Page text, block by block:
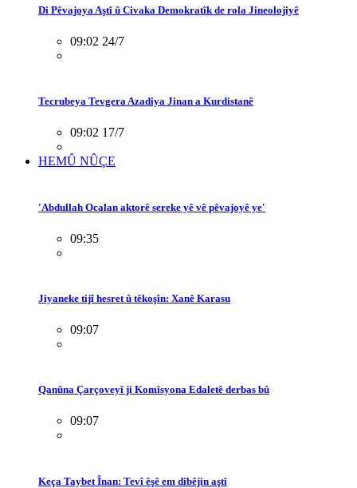
Di Pêvajoya Aştî û Civaka Demokratîk de rola Jineolojiyê
09:02 24/7
Tecrubeya Tevgera Azadiya Jinan a Kurdistanê
09:02 17/7
HEMÛ NÛÇE
'Abdullah Ocalan aktorê sereke yê vê pêvajoyê ye'
09:35
Jiyaneke tijî hesret û têkoşîn: Xanê Karasu
09:07
Qanûna Çarçoveyî ji Komîsyona Edaletê derbas bû
09:07
Keça Taybet Înan: Tevî êşê em dibêjin aştî